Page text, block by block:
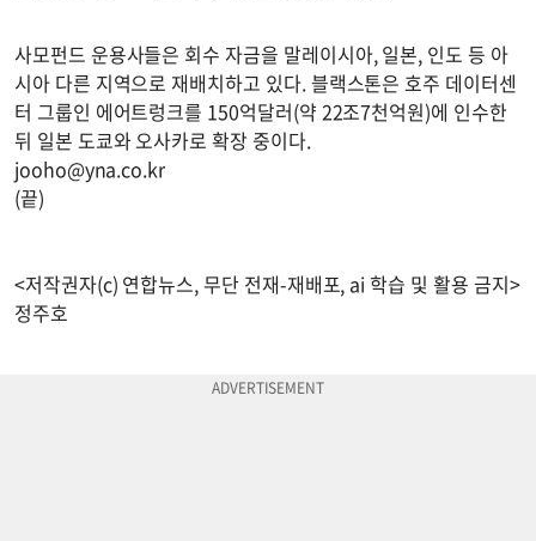
사모펀드 운용사들은 회수 자금을 말레이시아, 일본, 인도 등 아
시아 다른 지역으로 재배치하고 있다. 블랙스톤은 호주 데이터센
터 그룹인 에어트렁크를 150억달러(약 22조7천억원)에 인수한
뒤 일본 도쿄와 오사카로 확장 중이다.
jooho@yna.co.kr
(끝)
<저작권자(c) 연합뉴스, 무단 전재-재배포, ai 학습 및 활용 금지>
정주호